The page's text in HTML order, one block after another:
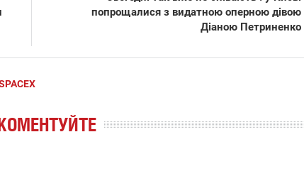
попрощалися з видатною оперною дівою
Діаною Петриненко